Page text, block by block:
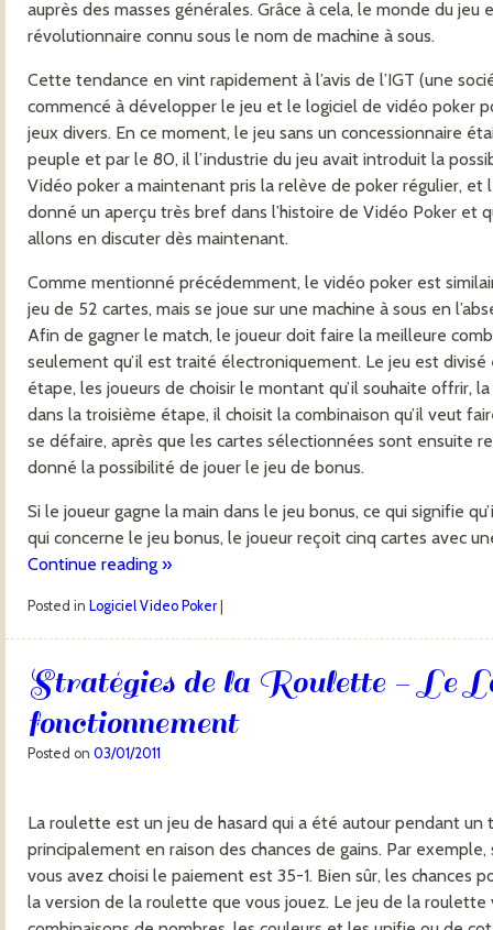
auprès des masses générales. Grâce à cela, le monde du
révolutionnaire connu sous le nom de machine à sous.
Cette tendance en vint rapidement à l’avis de l’IGT (une
commencé à développer le jeu et le logiciel de vidéo poker
jeux divers. En ce moment, le jeu sans un concessionnaire
peuple et par le 80, il l’industrie du jeu avait introduit la
Vidéo poker a maintenant pris la relève de poker régulier, et
donné un aperçu très bref dans l’histoire de Vidéo Poker et
allons en discuter dès maintenant.
Comme mentionné précédemment, le vidéo poker est
jeu de 52 cartes, mais se joue sur une machine à sous en
Afin de gagner le match, le joueur doit faire la meilleure
seulement qu’il est traité électroniquement. Le jeu est
étape, les joueurs de choisir le montant qu’il souhaite offrir,
dans la troisième étape, il choisit la combinaison qu’il veut
se défaire, après que les cartes sélectionnées sont ensuite
donné la possibilité de jouer le jeu de bonus.
Si le joueur gagne la main dans le jeu bonus, ce qui signifie
qui concerne le jeu bonus, le joueur reçoit cinq cartes avec
Continue reading »
Posted in Logiciel Video Poker
Stratégies de la Roulette - Le
fonctionnement
Posted on 03/01/2011
La roulette est un jeu de hasard qui a été autour pendant
principalement en raison des chances de gains. Par
vous avez choisi le paiement est 35-1. Bien sûr, les chances
la version de la roulette que vous jouez. Le jeu de la